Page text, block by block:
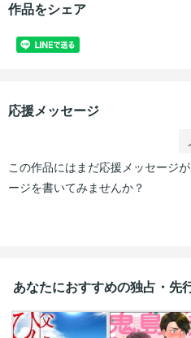
作品をシェア
応援メッセージ
この作品にはまだ応援メッセージ
ージを書いてみませんか？
あなたにおすすめの独占・先